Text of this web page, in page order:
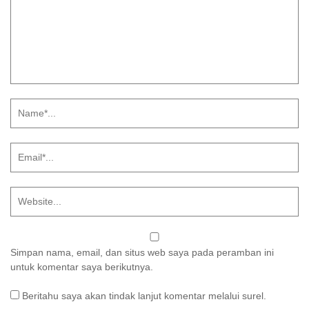
Simpan nama, email, dan situs web saya pada peramban ini
untuk komentar saya berikutnya.
Beritahu saya akan tindak lanjut komentar melalui surel.